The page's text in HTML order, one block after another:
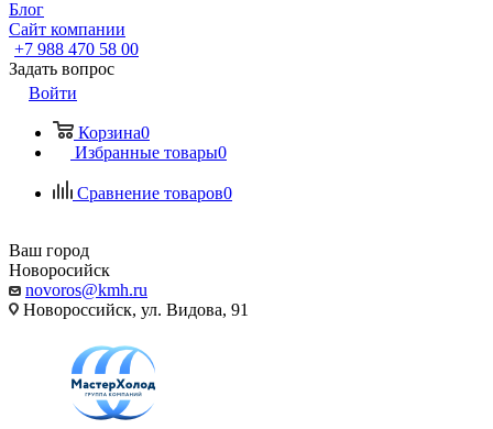
Блог
Сайт компании
+7 988 470 58 00
Задать вопрос
Войти
Корзина0
Избранные товары0
Сравнение товаров0
Ваш город
Новоросийск
novoros@kmh.ru
Новороссийск, ул. Видова, 91